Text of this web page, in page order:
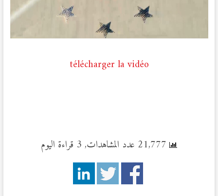
télécharger la vidéo
21,777 عدد المشاهدات, 3 قراءة اليوم